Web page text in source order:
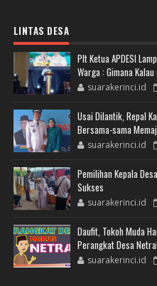
LINTAS DESA
Plt Ketua APDESI
Warga : Gimana Kalau
suarakerinci.id
Usai Dilantik, Repal
Bersama-sama
suarakerinci.id
Pemilihan Kepala
Sukses
suarakerinci.id
Daufit, Tokoh Muda
Perangkat Desa
suarakerinci.id